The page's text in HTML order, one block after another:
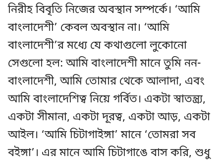
নিরীহ বিবৃতি নিজের অবস্থান সম্পর্কে। ‘আমি
বাংলাদেশী’ কেবল অবস্থান না। ‘আমি
বাংলাদেশী’র মধ্যে যে কথাগুলো লুকোনো
সেগুলো হল: আমি বাংলাদেশী মানে তুমি নন-
বাংলাদেশী, আমি তোমার থেকে আলাদা, এবং
আমি বাংলাদেশিত্ব নিয়ে গর্বিত। একটা স্বাতন্ত্র্য,
একটা সীমানা, একটা দূরত্ব, একটা আড়, একটা
আইল। ‘আমি চিটাগাইঙ্গা’ মানে ‘তোমরা সব
বইঙ্গা’। এর মানে আমি চিটাগাঙে বাস করি, শুধু